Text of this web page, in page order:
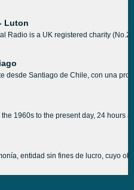
Luton
Radio is a UK registered charity
desde Santiago de Chile, con una
1960s to the present day, 24 hours
entidad sin fines de lucro, cuyo